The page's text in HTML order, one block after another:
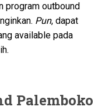
program outbound
Pun, dapat
available pada
Palemboko